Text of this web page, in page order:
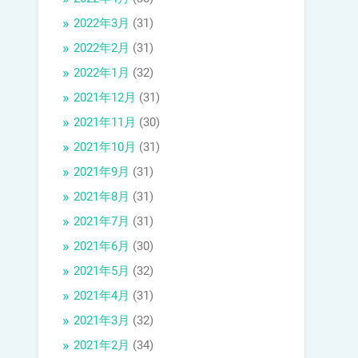
2022年3月 (31)
2022年2月 (31)
2022年1月 (32)
2021年12月 (31)
2021年11月 (30)
2021年10月 (31)
2021年9月 (31)
2021年8月 (31)
2021年7月 (31)
2021年6月 (30)
2021年5月 (32)
2021年4月 (31)
2021年3月 (32)
2021年2月 (34)